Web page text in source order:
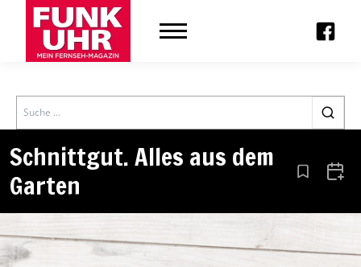
Search
Schnittgut. Alles aus dem
Garten
Aus den